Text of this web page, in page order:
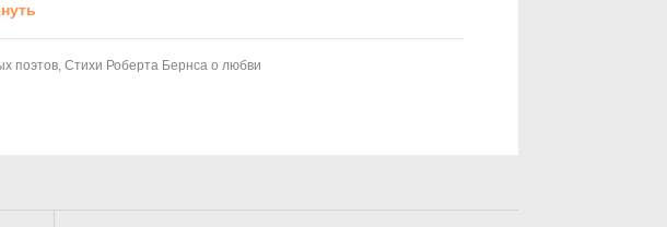
поэтов, Стихи Роберта Бернса о любви